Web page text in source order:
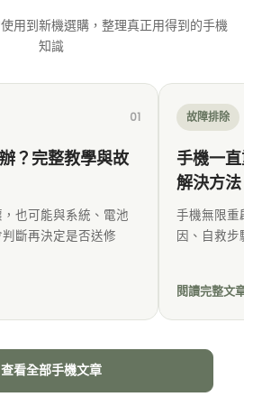
用到新機選購，整理真正用得到的手機
知識
01
？完整教學與故
也可能與系統、電池
斷再決定是否送修
故障排除
手機一直
解決方法
手機無限重
因、自救步
閱讀完整文
查看全部手機文章